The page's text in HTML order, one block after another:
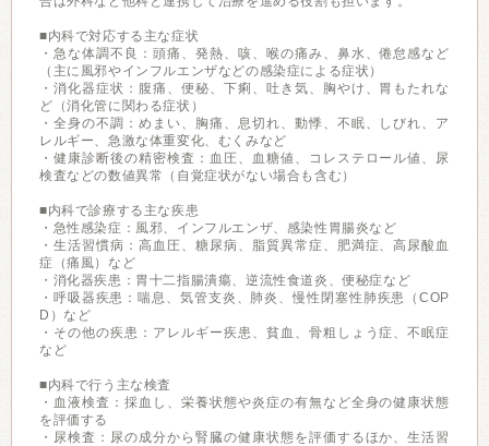
■内科で対応する主な症状
・急な体調不良：頭痛、発熱、咳、喉の痛み、鼻水、倦怠感など
（主に風邪やインフルエンザなどの感染症による症状）
・消化器症状：腹痛、便秘、下痢、吐き気、胸やけ、胃もたれな
ど（消化管に関わる症状）
・全身の不調：めまい、胸痛、息切れ、動悸、不眠、しびれ、ア
レルギー、急激な体重変化、むくみなど
・健康診断後の精密検査：血圧、血糖値、コレステロール値、尿
検査などの数値異常（自覚症状がない場合も含む）
■内科で診療する主な疾患
・急性感染症：風邪、インフルエンザ、感染性胃腸炎など
・生活習慣病：高血圧、糖尿病、脂質異常症、肥満症、高尿酸血
症（痛風）など
・消化器疾患：胃十二指腸潰瘍、逆流性食道炎、便秘症など
・呼吸器疾患：喘息、気管支炎、肺炎、慢性閉塞性肺疾患（COP
D）など
・その他の疾患：アレルギー疾患、貧血、骨粗しょう症、不眠症
など
■内科で行う主な検査
・血液検査：採血し、栄養状態や炎症の有無など全身の健康状態
を評価する
・尿検査：尿の成分から腎臓の健康状態を評価するほか、生活習